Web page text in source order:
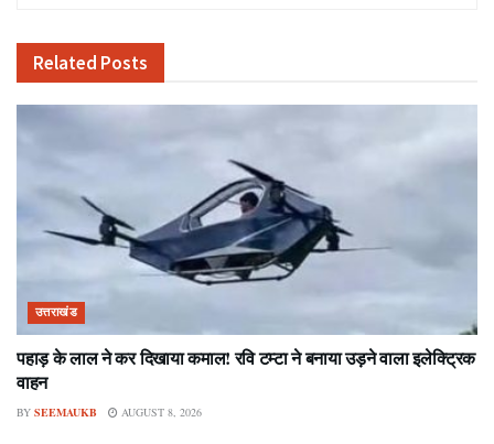
Related Posts
उत्तराखंड
पहाड़ के लाल ने कर दिखाया कमाल! रवि टम्टा ने बनाया उड़ने वाला इलेक्ट्रिक
वाहन
BY SEEMAUKB AUGUST 8, 2026